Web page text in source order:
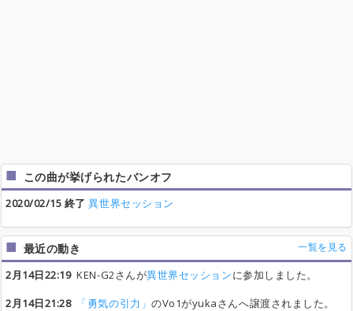
この曲が挙げられたバンオフ
2020/02/15 終了 異世界セッション
最近の動き 一覧を見る
2月14日22:19KEN-G2さんが異世界セッションに参加しました。
2月14日21:28
「勇気の引力」のVo1がyukaさんへ譲渡されました。